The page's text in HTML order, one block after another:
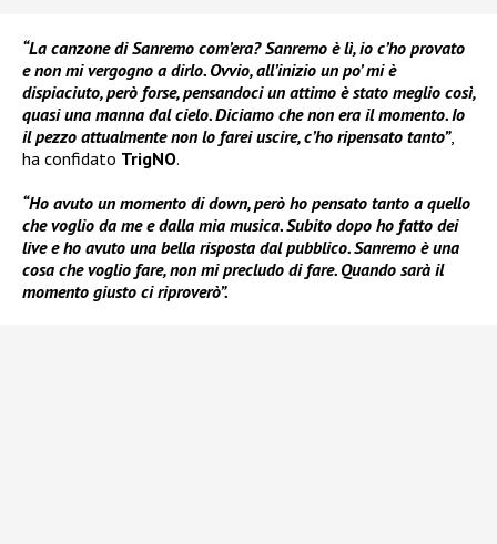
“La canzone di Sanremo com’era? Sanremo è lì, io c’ho provato
e non mi vergogno a dirlo. Ovvio, all’inizio un po’ mi è
dispiaciuto, però forse, pensandoci un attimo è stato meglio così,
quasi una manna dal cielo. Diciamo che non era il momento. Io
il pezzo attualmente non lo farei uscire, c’ho ripensato tanto”,
ha confidato TrigNO.
“Ho avuto un momento di down, però ho pensato tanto a quello
che voglio da me e dalla mia musica. Subito dopo ho fatto dei
live e ho avuto una bella risposta dal pubblico. Sanremo è una
cosa che voglio fare, non mi precludo di fare. Quando sarà il
momento giusto ci riproverò”.